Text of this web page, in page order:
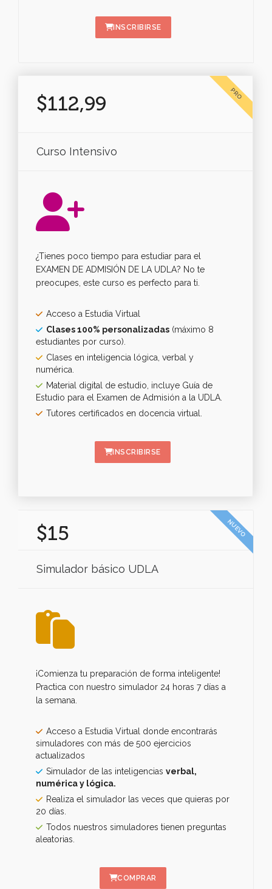
INSCRIBIRSE
PRO
$112,99
Curso Intensivo
¿Tienes poco tiempo para estudiar para el
EXAMEN DE ADMISIÓN DE LA UDLA? No te
preocupes, este curso es perfecto para ti.
Acceso a Estudia Virtual
Clases 100% personalizadas (máximo 8
estudiantes por curso).
Clases en inteligencia lógica, verbal y
numérica.
Material digital de estudio, incluye Guía de
Estudio para el Examen de Admisión a la UDLA.
Tutores certificados en docencia virtual.
INSCRIBIRSE
NUEVO
$15
Simulador básico UDLA
¡Comienza tu preparación de forma inteligente!
Practica con nuestro simulador 24 horas 7 días a
la semana.
Acceso a Estudia Virtual donde encontrarás
simuladores con más de 500 ejercicios
actualizados
Simulador de las inteligencias verbal,
numérica y lógica.
Realiza el simulador las veces que quieras por
20 días.
Todos nuestros simuladores tienen preguntas
aleatorias.
COMPRAR